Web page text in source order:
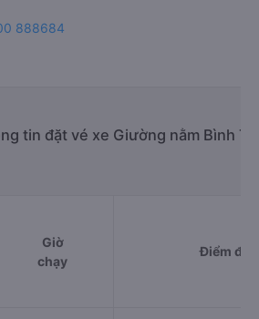
888684
tin đặt vé xe Giường nằm Bình
Giờ
chạy
Điểm đi